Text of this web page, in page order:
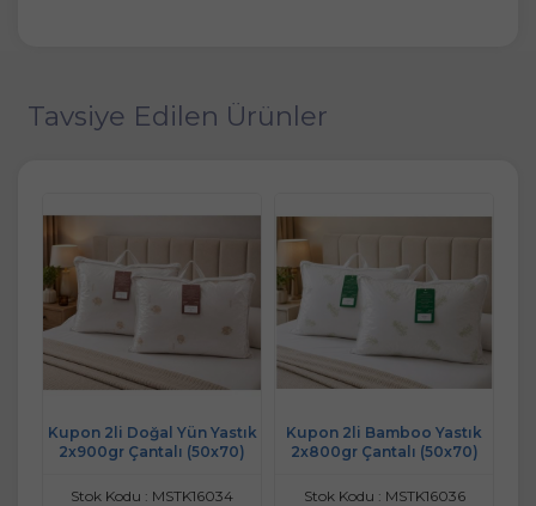
Tavsiye Edilen Ürünler
Kupon 2li Doğal Yün Yastık
2x900gr Çantalı (50x70)
Stok Kodu : MSTK16034
Kupon 2li Bamboo Yastık
2x800gr Çantalı (50x70)
Stok Kodu : MSTK16036